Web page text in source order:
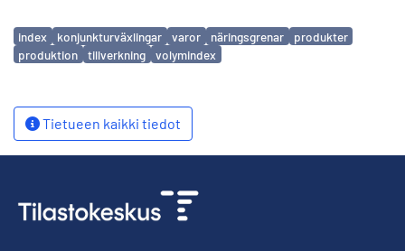
Avainsanat
index konjunkturväxlingar varor näringsgrenar
produkter
produktion
tillverkning volymindex
Tietueen kaikki tiedot